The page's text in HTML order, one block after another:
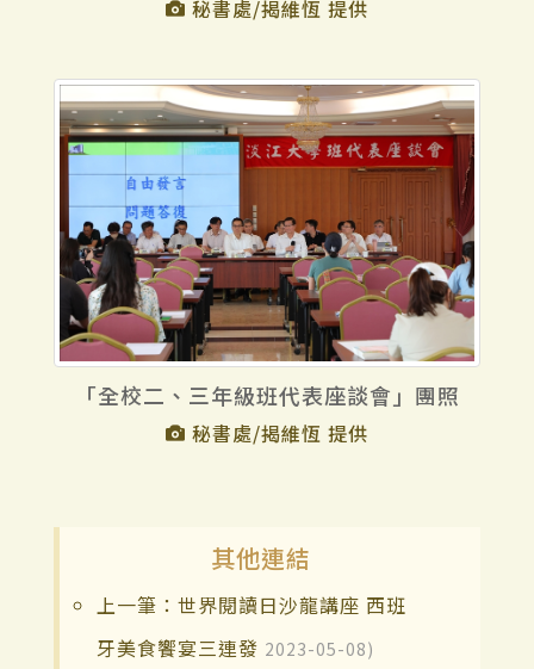
秘書處/揭維恆 提供
「全校二、三年級班代表座談會」團照
秘書處/揭維恆 提供
其他連結
上一筆：世界閱讀日沙龍講座 西班
牙美食饗宴三連發 2023-05-08)